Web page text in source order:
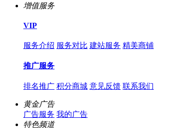
增值服务
VIP
服务介绍 服务对比 建站服务 精美商铺
推广服务
排名推广 积分商城 意见反馈 联系我们
黄金广告
广告服务 我的广告
特色频道